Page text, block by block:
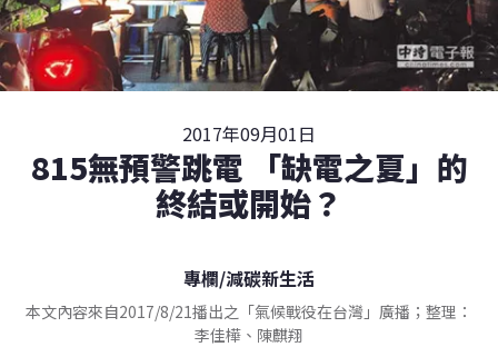
2017年09月01日
815無預警跳電 「缺電之夏」的
終結或開始？
專欄/減碳新生活
本文內容來自2017/8/21播出之「氣候戰役在台灣」廣播；整理：
李佳樺、陳麒翔